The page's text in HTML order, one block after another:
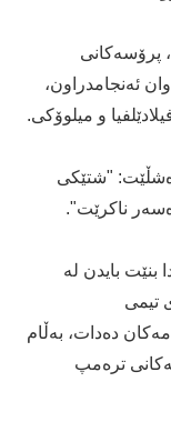
پرۆسه‌كانی
ئه‌نجامدراون‌،
و میلوۆكی.
"شتێكی
ناكرێت".
بنێت بایدن له‌
تیمی
ده‌دات، به‌ڵام
تره‌مپ